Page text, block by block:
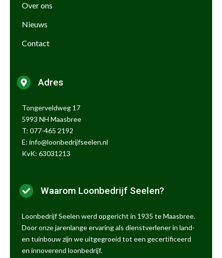
Over ons
Nieuws
Contact
Adres
Tongerveldweg 17
5993 NH Maasbree
T: 077-465 2192
E: info@loonbedrijfseelen.nl
KvK: 63031213
Waarom Loonbedrijf Seelen?
Loonbedrijf Seelen werd opgericht in 1935 te Maasbree.
Door onze jarenlange ervaring als dienstverlener in land-
en tuinbouw zijn we uitgegroeid tot een gecertificeerd
en innoverend loonbedrijf.